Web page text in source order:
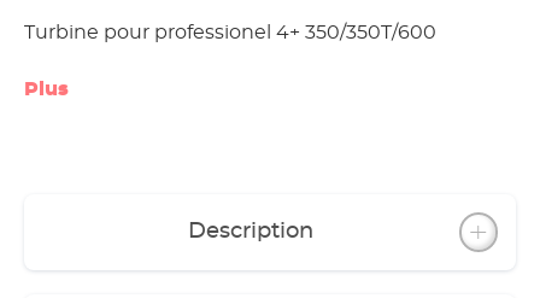
Turbine pour professionel 4+ 350/350T/600
Plus
Description